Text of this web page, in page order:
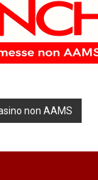
non AAMS